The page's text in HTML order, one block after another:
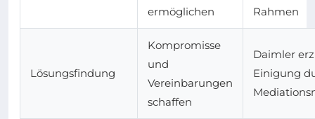
ermöglichen
Rahmen
Lösungsfindung
Kompromisse
und
Vereinbarungen
schaffen
Daimler
Einigung